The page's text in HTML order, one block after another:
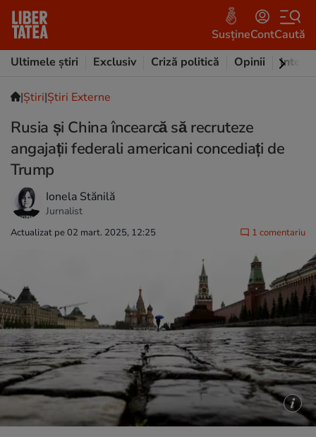
SusțineContCaută
Ultimele știri
Exclusiv Criză politică Opinii
|Ştiri|Știri Externe
Rusia și China încearcă să recruteze
angajații federali americani concediați de
Trump
Ionela Stănilă
Jurnalist
Actualizat pe 02 mart. 2025, 12:25 1 comentariu